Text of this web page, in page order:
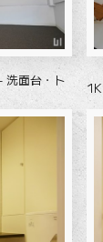
面台・ト